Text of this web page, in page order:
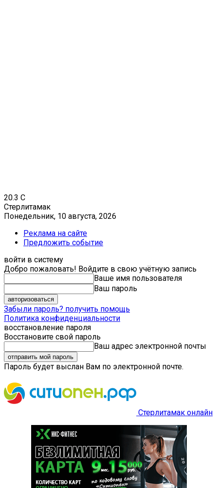
20.3 C
Стерлитамак
Понедельник, 10 августа, 2026
Реклама на сайте
Предложить событие
войти в систему
Добро пожаловать! Войдите в свою учётную запись
Ваше имя пользователя
Ваш пароль
Забыли пароль? получить помощь
Политика конфиденциальности
восстановление пароля
Восстановите свой пароль
Ваш адрес электронной почты
Пароль будет выслан Вам по электронной почте.
Стерлитамак онлайн